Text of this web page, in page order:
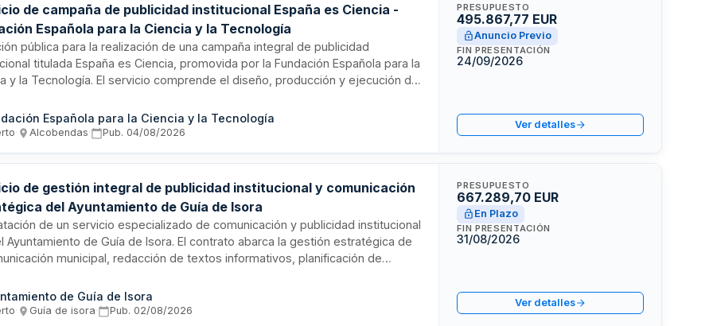
de campaña de publicidad institucional España es Ciencia -
Española para la Ciencia y la Tecnología
pública para la realización de una campaña integral de publicidad
titulada España es Ciencia, promovida por la Fundación Española para la
y la Tecnología. El servicio comprende el diseño, producción y ejecución de
con un presupuesto de cerca de 496.000 euros. La campaña está dirigida a
la visibilidad y el reconocimiento de la actividad científica nacional ante la
Española para la Ciencia y la Tecnología
· Alcobendas· Pub. 04/08/2026
PRESUPUESTO
495.867,77 EUR
Anuncio Previo
FIN PRESENTACIÓN
24/09/2026
Ver detalles
de gestión integral de publicidad institucional y comunicación
del Ayuntamiento de Guía de Isora
de un servicio especializado de comunicación y publicidad institucional
Ayuntamiento de Guía de Isora. El contrato abarca la gestión estratégica de
municipal, redacción de textos informativos, planificación de
y seguimiento de acciones comunicativas. El objetivo es mejorar la
del Ayuntamiento con ciudadanía, medios e instituciones, fortaleciendo la
de Guía de Isora
· Guía de isora· Pub. 02/08/2026
PRESUPUESTO
667.289,70 EUR
En Plazo
FIN PRESENTACIÓN
31/08/2026
Ver detalles